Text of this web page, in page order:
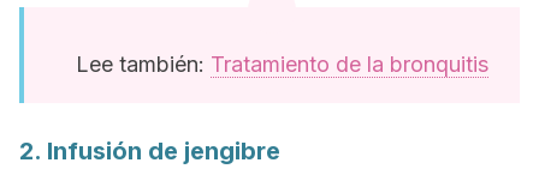
Lee también: Tratamiento de la bronquitis
2. Infusión de jengibre